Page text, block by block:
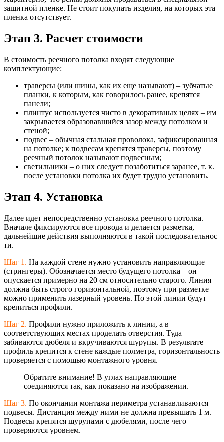
защитной пленке. Не стоит покупать изделия, на которых эта
пленка отсутствует.
Этап 3. Расчет стоимости
В стоимость реечного потолка входят следующие
комплектующие:
траверсы (или шины, как их еще называют) – зубчатые
планки, к которым, как говорилось ранее, крепятся
панели;
плинтус используется чисто в декоративных целях – им
закрывается образовавшийся зазор между потолком и
стеной;
подвес – обычная стальная проволока, зафиксированная
на потолке; к подвесам крепятся траверсы, поэтому
реечный потолок называют подвесным;
светильники – о них следует позаботиться заранее, т. к.
после установки потолка их будет трудно установить.
Этап 4. Установка
Далее идет непосредственно установка реечного потолка.
Вначале фиксируются все провода и делается разметка,
дальнейшие действия выполняются в такой последовательнос
ти.
Шаг 1. На каждой стене нужно установить направляющие
(стрингеры). Обозначается место будущего потолка – он
опускается примерно на 20 см относительно старого. Линия
должна быть строго горизонтальной, поэтому при разметке
можно применить лазерный уровень. По этой линии будут
крепиться профили.
Шаг 2. Профили нужно приложить к линии, а в
соответствующих местах проделать отверстия. Туда
забиваются дюбеля и вкручиваются шурупы. В результате
профиль крепится к стене каждые полметра, горизонтальность
проверяется с помощью монтажного уровня.
Обратите внимание! В углах направляющие
соединяются так, как показано на изображении.
Шаг 3. По окончании монтажа периметра устанавливаются
подвесы. Дистанция между ними не должна превышать 1 м.
Подвесы крепятся шурупами с дюбелями, после чего
проверяются уровнем.